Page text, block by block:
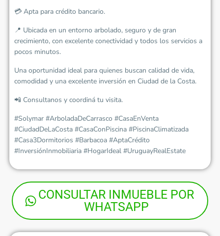
💳 Apta para crédito bancario.
📍 Ubicada en un entorno arbolado, seguro y de gran
crecimiento, con excelente conectividad y todos los servicios a
pocos minutos.
Una oportunidad ideal para quienes buscan calidad de vida,
comodidad y una excelente inversión en Ciudad de la Costa.
📲 Consultanos y coordiná tu visita.
#Solymar #ArboladaDeCarrasco #CasaEnVenta
#CiudadDeLaCosta #CasaConPiscina #PiscinaClimatizada
#Casa3Dormitorios #Barbacoa #AptaCrédito
#InversiónInmobiliaria #HogarIdeal #UruguayRealEstate
CONSULTAR INMUEBLE POR
WHATSAPP